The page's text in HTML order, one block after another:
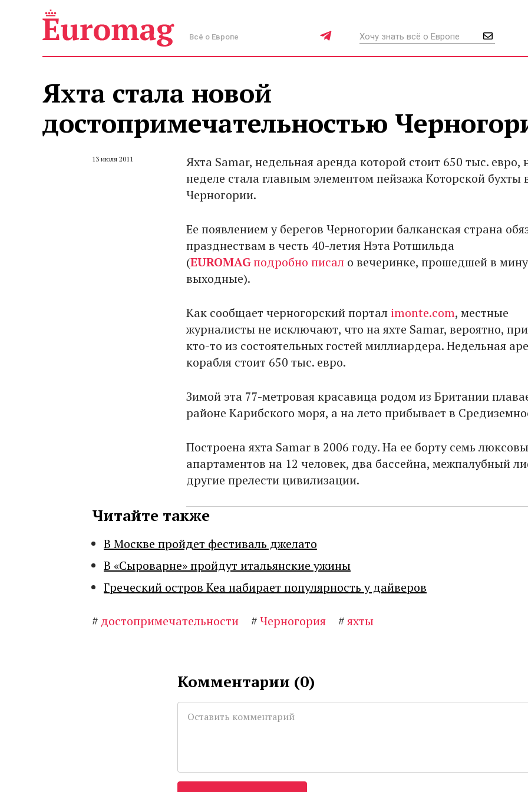
Всё о Европе
Яхта стала новой
достопримечательностью
13 июля 2011
Яхта Samar, недельная аренда которой стоит 650 тыс. евро,
неделе стала главным элементом пейзажа Которской бухты
Черногории.
Ее появлением у берегов Черногории балканская страна
празднествам в честь 40-летия Нэта Ротшильда
(EUROMAGподробно писал о вечеринке, прошедшей в
выходные).
Как сообщает черногорский портал imonte.com, местные
журналисты не исключают, что на яхте Samar, вероятно,
кто-то из состоятельных гостей миллиардера. Недельная
корабля стоит 650 тыс. евро.
Зимой эта 77-метровая красавица родом из Британии
районе Карибского моря, а на лето прибывает в
Построена яхта Samar в 2006 году. На ее борту семь
апартаментов на 12 человек, два бассейна, межпалубный
другие прелести цивилизации.
Читайте также
В Москве пройдет фестиваль джелато
В «Сыроварне» пройдут итальянские ужины
Греческий остров Кеа набирает популярность у дайверов
# достопримечательности #Черногория #яхты
Комментарии (0)